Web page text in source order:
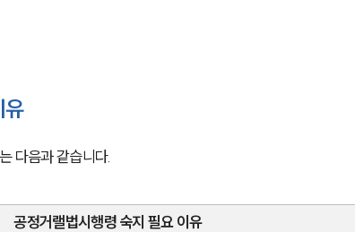
유
다음과 같습니다.
공정거랠법시행령 숙지 필요 이유